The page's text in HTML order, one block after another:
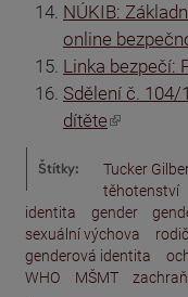
NÚKIB:
online
(odkaz je externí)
Linka bezpečí:
(odkaz je externí)
Sdělení č. 104/
dítěte
(odkaz je externí)
Štítky: Tucker
těhotenství
identita
gender
sexuální výchova
genderová identita
WHO
MŠMT